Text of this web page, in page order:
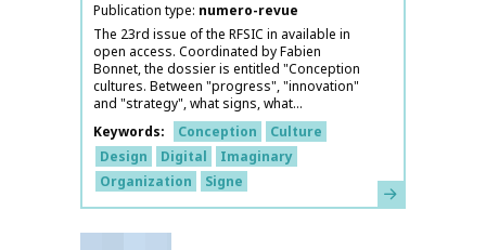
Publication type numero-revue
The 23rd issue of the RFSIC in available in
open access. Coordinated by Fabien
Bonnet, the dossier is entitled "Conception
cultures. Between "progress", "innovation"
and "strategy", what signs, what...
Keywords
Conception
Culture
Design
Digital
Imaginary
Organization
Signe Learn more